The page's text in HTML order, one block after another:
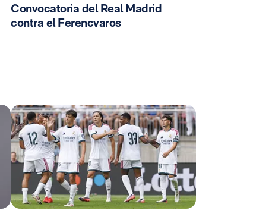
Convocatoria del Real Madrid
contra el Ferencvaros